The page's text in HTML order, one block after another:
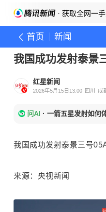
· 获取全网一
首页 新闻
我国成功发射泰景
红星新闻
2026年5月15日13:00 四川 成
问AI · 一箭五星发射如何
我国成功发射泰景三号
来源：央视新闻